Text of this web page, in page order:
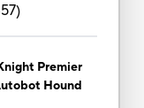
)
Premier
Hound